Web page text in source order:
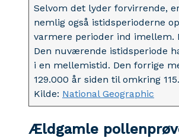
Selvom det lyder forvirrende,
nemlig også istidsperioderne
varmere perioder ind imellem.
Den nuværende istidsperiode
i en mellemistid. Den forrige
129.000 år siden til omkring
Kilde: National Geographic
Ældgamle